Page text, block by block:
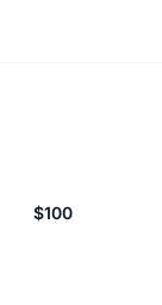
$100